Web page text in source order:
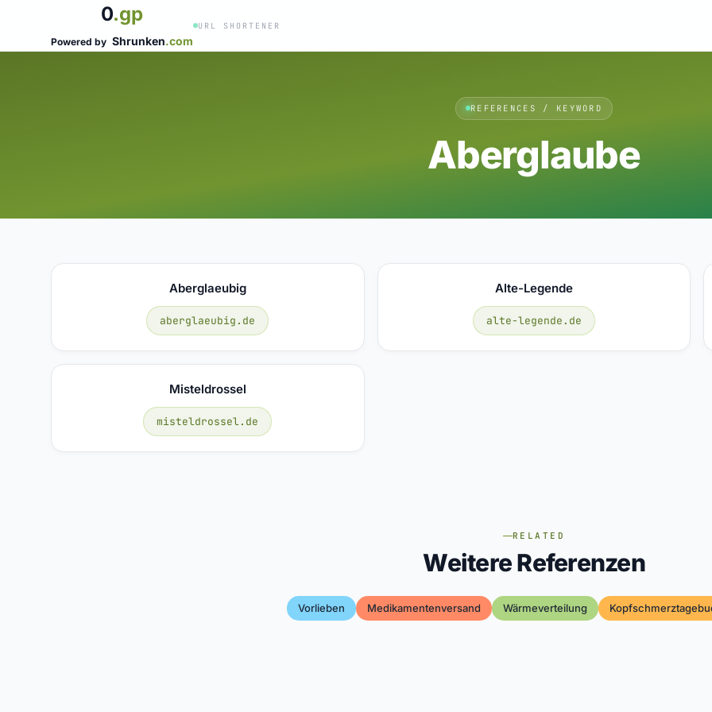
0.gp
Powered by Shrunken.com
URL SHORTENER
REFERENCES / KEYWORD
Aberglaube
Aberglaeubig
aberglaeubig.de
Alte-Legende
alte-legende.de
Misteldrossel
misteldrossel.de
RELATED
Weitere Referenzen
Vorlieben Medikamentenversand Wärmeverteilung